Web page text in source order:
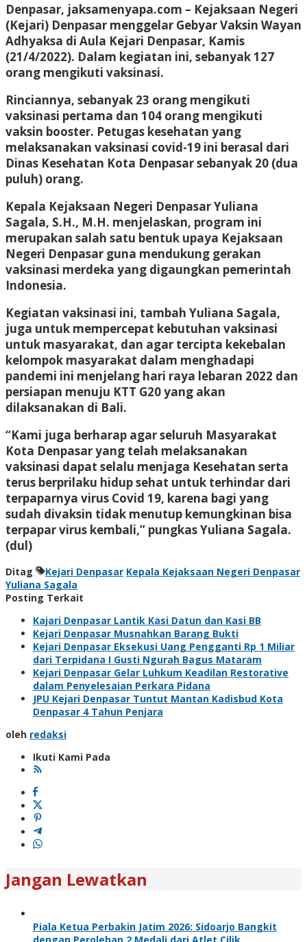
Denpasar, jaksamenyapa.com – Kejaksaan Negeri
(Kejari) Denpasar menggelar Gebyar Vaksin Wayan
Adhyaksa di Aula Kejari Denpasar, Kamis
(21/4/2022). Dalam kegiatan ini, sebanyak 127
orang mengikuti vaksinasi.
Rinciannya, sebanyak 23 orang mengikuti
vaksinasi pertama dan 104 orang mengikuti
vaksin booster. Petugas kesehatan yang
melaksanakan vaksinasi covid-19 ini berasal dari
Dinas Kesehatan Kota Denpasar sebanyak 20 (dua
puluh) orang.
Kepala Kejaksaan Negeri Denpasar Yuliana
Sagala, S.H., M.H. menjelaskan, program ini
merupakan salah satu bentuk upaya Kejaksaan
Negeri Denpasar guna mendukung gerakan
vaksinasi merdeka yang digaungkan pemerintah
Indonesia.
Kegiatan vaksinasi ini, tambah Yuliana Sagala,
juga untuk mempercepat kebutuhan vaksinasi
untuk masyarakat, dan agar tercipta kekebalan
kelompok masyarakat dalam menghadapi
pandemi ini menjelang hari raya lebaran 2022 dan
persiapan menuju KTT G20 yang akan
dilaksanakan di Bali.
“Kami juga berharap agar seluruh Masyarakat
Kota Denpasar yang telah melaksanakan
vaksinasi dapat selalu menjaga Kesehatan serta
terus berprilaku hidup sehat untuk terhindar dari
terpaparnya virus Covid 19, karena bagi yang
sudah divaksin tidak menutup kemungkinan bisa
terpapar virus kembali,” pungkas Yuliana Sagala.
(dul)
Ditag Kejari Denpasar Kepala Kejaksaan Negeri Denpasar
Yuliana Sagala
Posting Terkait
Kajari Denpasar Lantik Kasi Datun dan Kasi BB
Kejari Denpasar Musnahkan Barang Bukti
Kejari Denpasar Eksekusi Uang Pengganti Rp 1 Miliar
dari Terpidana I Gusti Ngurah Bagus Mataram
Kejari Denpasar Gelar Luhkum Keadilan Restorative
dalam Penyelesaian Perkara Pidana
JPU Kejari Denpasar Tuntut Mantan Kadisbud Kota
Denpasar 4 Tahun Penjara
oleh redaksi
Ikuti Kami Pada
Jangan Lewatkan
Piala Ketua Perbakin Jatim 2026: Sidoarjo Bangkit